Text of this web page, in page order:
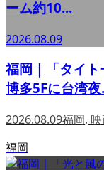
ーム約10...
2026.08.09
福岡｜「タイ
博多5Fに台湾夜
2026.08.09福岡,
福岡